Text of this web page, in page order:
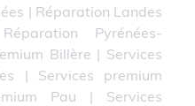
| Réparation Landes
Réparation Pyrénées-
Billère | Services
| Services premium
Pau | Services